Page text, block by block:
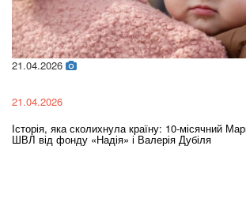
місячний Марк отримав апарат
Дубіля
Oleksii
Investments